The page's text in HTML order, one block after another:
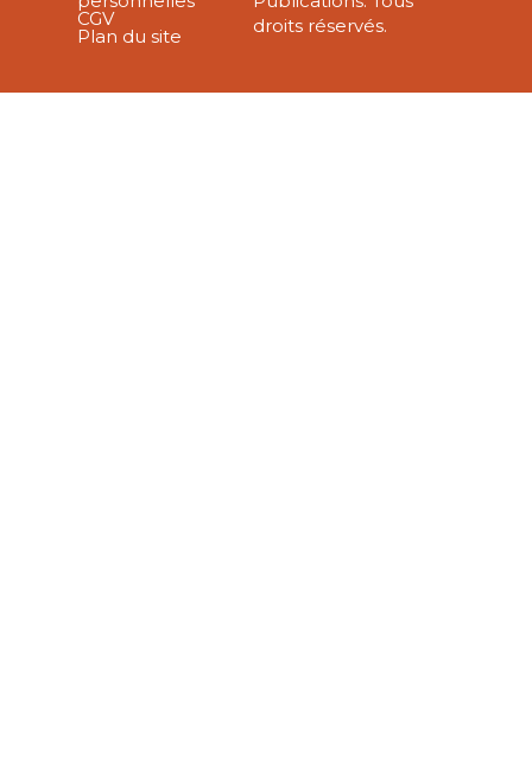
CGV
Plan du site
droits réservés.